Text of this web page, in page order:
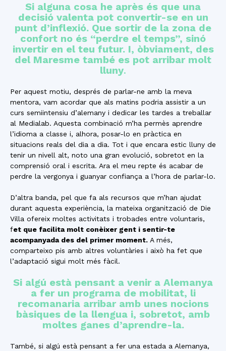
Si alguna cosa he après és que una
decisió valenta pot convertir-se en un
punt d’inflexió. Que sortir de la zona de
confort no és “perdre el temps”, sinó
invertir en el teu futur. I, òbviament, des
del Maresme també es pot arribar molt
lluny.
Per aquest motiu, després de parlar-ne amb la meva
mentora, vam acordar que als matins podria assistir a un
curs semiintensiu d’alemany i dedicar les tardes a treballar
al Medialab. Aquesta combinació m’ha permès aprendre
l’idioma a classe i, alhora, posar-lo en pràctica en
situacions reals del dia a dia. Tot i que encara estic lluny de
tenir un nivell alt, noto una gran evolució, sobretot en la
comprensió oral i escrita. Ara el meu repte és acabar de
perdre la vergonya i guanyar confiança a l’hora de parlar-lo.
D’altra banda, pel que fa als recursos que m’han ajudat
durant aquesta experiència, la mateixa organització de Die
Villa ofereix moltes activitats i trobades entre voluntaris,
fet que facilita molt conèixer gent i sentir-te
acompanyada des del primer moment. A més,
comparteixo pis amb altres voluntàries i això ha fet que
l’adaptació sigui molt més fàcil.
Si algú està pensant a venir a Alemanya
a fer un programa de mobilitat, li
recomanaria arribar amb unes nocions
bàsiques de la llengua i, sobretot, amb
moltes ganes d’aprendre-la.
També, si algú està pensant a fer una estada a Alemanya,